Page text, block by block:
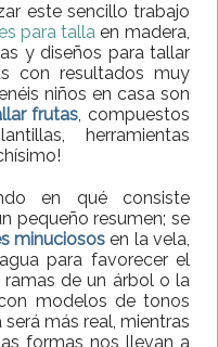
este sencillo trabajo
para talla en madera,
y diseños para tallar
con resultados muy
niños en casa son
frutas, compuestos
herramientas
en qué consiste
pequeño resumen; se
minuciosos en la vela,
para favorecer el
ramas de un árbol o la
modelos de tonos
más real, mientras
formas nos llevan a